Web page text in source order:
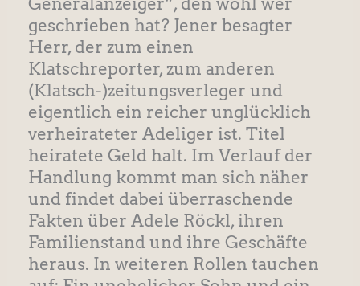
geschrieben hat? Jener besagter
Herr, der zum einen
Klatschreporter, zum anderen
(Klatsch-)zeitungsverleger und
eigentlich ein reicher unglücklich
verheirateter Adeliger ist. Titel
heiratete Geld halt. Im Verlauf der
Handlung kommt man sich näher
und findet dabei überraschende
Fakten über Adele Röckl, ihren
Familienstand und ihre Geschäfte
heraus. In weiteren Rollen tauchen